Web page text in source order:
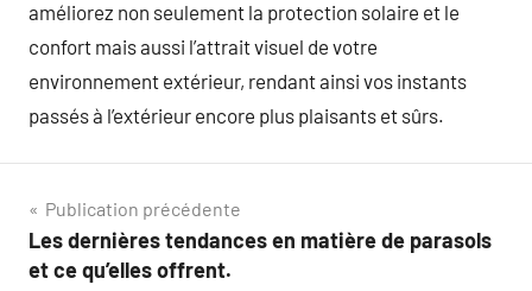
améliorez non seulement la protection solaire et le
confort mais aussi l’attrait visuel de votre
environnement extérieur, rendant ainsi vos instants
passés à l’extérieur encore plus plaisants et sûrs.
Navigation
de
Publication précédente
Les dernières tendances en matière de parasols
et ce qu’elles offrent.